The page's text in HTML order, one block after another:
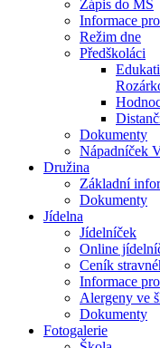
Zápis do MŠ
Informace
Režim dne
Předškoláci
Dokumenty
Nápadníček
Družina
Základní
Dokumenty
Jídelna
Jídelníček
Online
Ceník
Informace
Alergeny ve
Dokumenty
Fotogalerie